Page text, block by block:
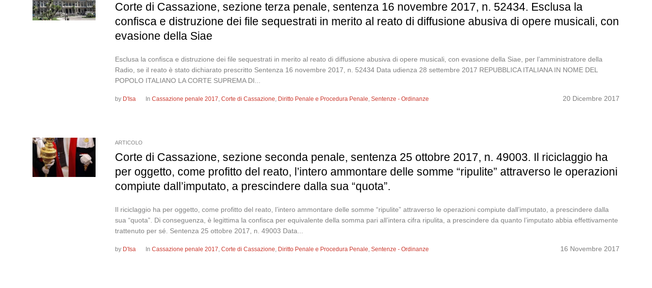
Corte di Cassazione, sezione terza penale, sentenza 16 novembre 2017, n. 52434. Esclusa la
confisca e distruzione dei file sequestrati in merito al reato di diffusione abusiva di opere musicali, con
evasione della Siae
Esclusa la confisca e distruzione dei file sequestrati in merito al reato di diffusione abusiva di opere musicali, con evasione della Siae, per l’amministratore della
Radio, se il reato è stato dichiarato prescritto Sentenza 16 novembre 2017, n. 52434 Data udienza 28 settembre 2017 REPUBBLICA ITALIANA IN NOME DEL
POPOLO ITALIANO LA CORTE SUPREMA DI...
20 Dicembre 2017
by D'Isa InCassazione penale 2017,Corte di Cassazione, Diritto Penale e Procedura Penale,Sentenze - Ordinanze
ARTICOLO
Corte di Cassazione, sezione seconda penale, sentenza 25 ottobre 2017, n. 49003. Il riciclaggio ha
per oggetto, come profitto del reato, l’intero ammontare delle somme “ripulite” attraverso le operazioni
compiute dall’imputato, a prescindere dalla sua “quota”.
Il riciclaggio ha per oggetto, come profitto del reato, l’intero ammontare delle somme “ripulite” attraverso le operazioni compiute dall’imputato, a prescindere dalla
sua “quota”. Di conseguenza, è legittima la confisca per equivalente della somma pari all’intera cifra ripulita, a prescindere da quanto l’imputato abbia effettivamente
trattenuto per sé. Sentenza 25 ottobre 2017, n. 49003 Data...
16 Novembre 2017
by D'Isa InCassazione penale 2017,Corte di Cassazione, Diritto Penale e Procedura Penale,Sentenze - Ordinanze